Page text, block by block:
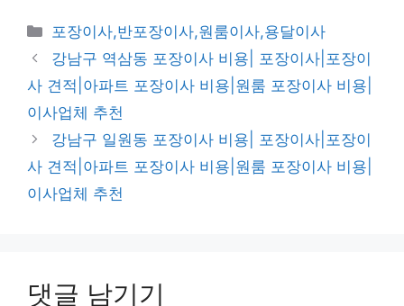
카
테
리
포장이사,반포장이사,원룸이사,용달이사
강남구 역삼동 포장이사 비용| 포장이사|포장이
사 견적|아파트 포장이사 비용|원룸 포장이사 비용|
이사업체 추천
강남구 일원동 포장이사 비용| 포장이사|포장이
사 견적|아파트 포장이사 비용|원룸 포장이사 비용|
이사업체 추천
댓글 남기기